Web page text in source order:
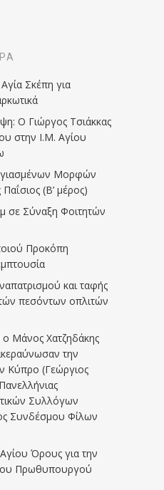
Σκέπη για
Ο Γιώργος Τσιάκκας
στην Ι.Μ. Αγίου
Μορφών
(Β’ μέρος)
σε Σύναξη Φοιτητών
Προκόπη
και ταφής
πεσόντων οπλιτών
Μάνος Χατζηδάκης
την
Κύπρο (Γεώργιος
Συλλόγων
Συνδέσμου Φίλων
Όρους για την
Πρωθυπουργού